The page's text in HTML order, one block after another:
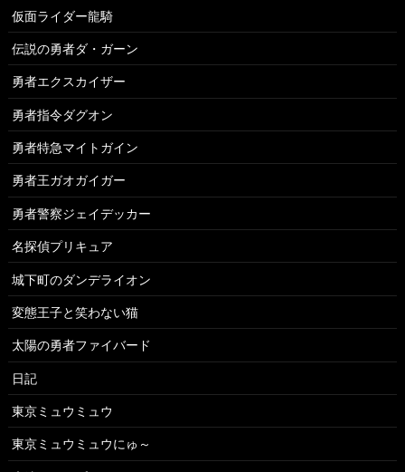
仮面ライダー龍騎
伝説の勇者ダ・ガーン
勇者エクスカイザー
勇者指令ダグオン
勇者特急マイトガイン
勇者王ガオガイガー
勇者警察ジェイデッカー
名探偵プリキュア
城下町のダンデライオン
変態王子と笑わない猫
太陽の勇者ファイバード
日記
東京ミュウミュウ
東京ミュウミュウにゅ～